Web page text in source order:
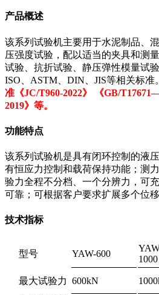
产品概述
该系列试验机主要用于水泥制品、
压强度试验，配以适当的夹具和测
试验、抗折试验、静压弹性模量试
ISO、ASTM、DIN、JIS等相关标准。
准《JC/T960-2022》 《GB/
2019》等。
功能特点
该系列试验机是具有闭环控制的液
有恒应力控制和载荷保持功能；测
验力全程不分档、一个分辨力，可
可靠；可根据客户要求扩展多个位
技术指标
型号 YAW-600
1000
最大试验力 600kN